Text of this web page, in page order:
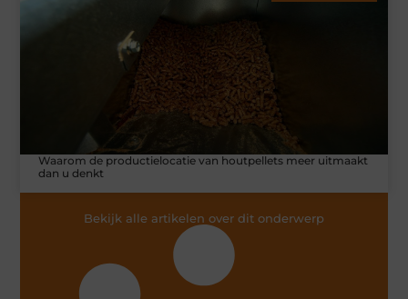
Waarom de productielocatie van houtpellets meer uitmaakt
dan u denkt
Bekijk alle artikelen over dit onderwerp